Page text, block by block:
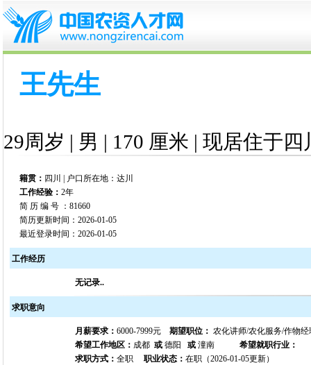
王先生
29周岁 | 男 | 170 厘米 | 现居住于四
籍贯： 四川 | 户口所在地：达川
工作经验： 2年
简 历 编 号 ：81660
简历更新时间：2026-01-05
最近登录时间：2026-01-05
工作经历
无记录..
求职意向
月薪要求： 6000-7999元 期望职位： 农化讲师/农化服务/作物
希望工作地区： 成都 或德阳 或潼南 希望就职行业：
求职方式： 全职 职业状态： 在职（2026-01-05更新）